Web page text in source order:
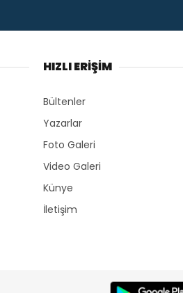
HIZLI ERİŞİM
Bültenler
Yazarlar
Foto Galeri
Video Galeri
Künye
İletişim